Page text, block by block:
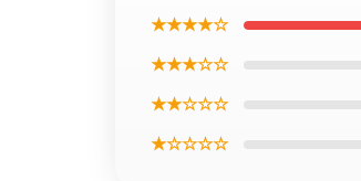
★★★★☆
★★★☆☆
★★☆☆☆
★☆☆☆☆